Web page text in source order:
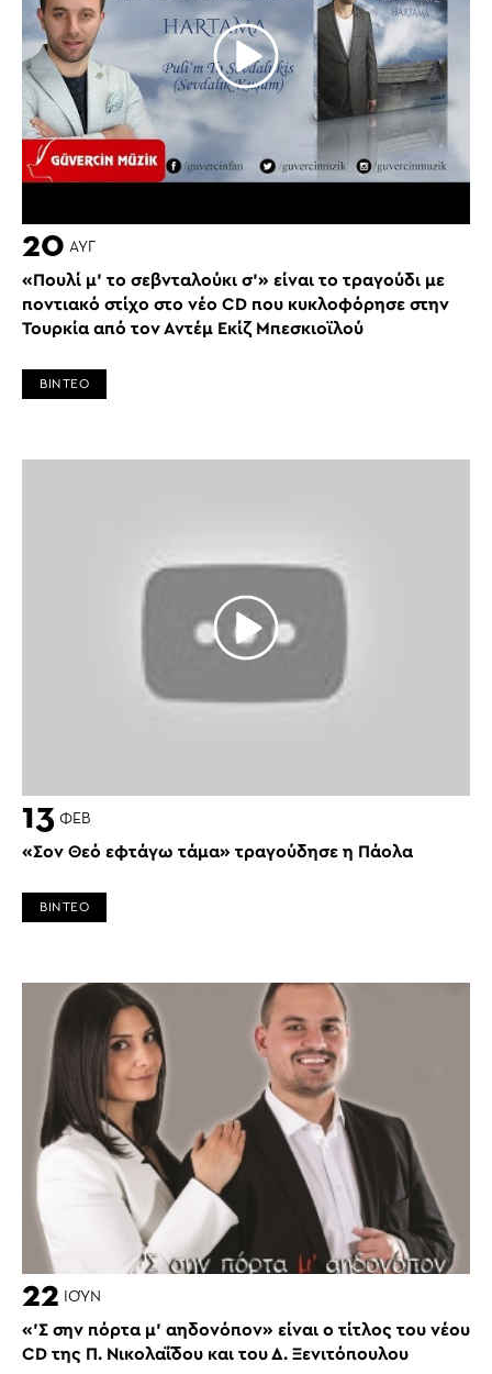
20 ΑΥΓ
«Πουλί μ’ το σεβνταλούκι σ’» είναι το τραγούδι με
ποντιακό στίχο στο νέο CD που κυκλοφόρησε στην
Τουρκία από τον Αντέμ Εκίζ Μπεσκιοϊλού
ΒΙΝΤΕΟ
13 ΦΕΒ
«Σον Θεό εφτάγω τάμα» τραγούδησε η Πάολα
ΒΙΝΤΕΟ
22 ΙΟΎΝ
«’Σ σην πόρτα μ’ αηδονόπον» είναι ο τίτλος του νέου
CD της Π. Νικολαΐδου και του Δ. Ξενιτόπουλου